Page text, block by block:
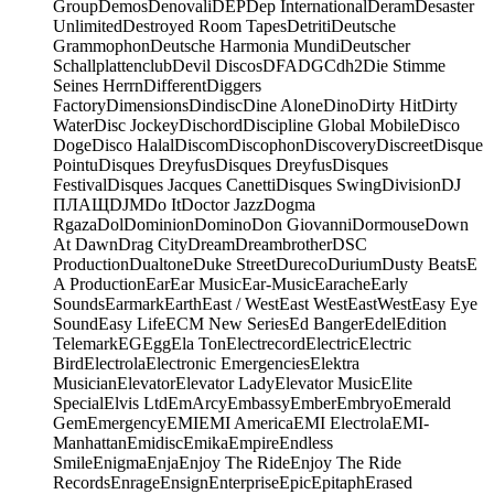
GroupDemosDenovaliDEPDep InternationalDeramDesaster
UnlimitedDestroyed Room TapesDetritiDeutsche
GrammophonDeutsche Harmonia MundiDeutscher
SchallplattenclubDevil DiscosDFADGCdh2Die Stimme
Seines HerrnDifferentDiggers
FactoryDimensionsDindiscDine AloneDinoDirty HitDirty
WaterDisc JockeyDischordDiscipline Global MobileDisco
DogeDisco HalalDiscomDiscophonDiscoveryDiscreetDisque
PointuDisques DreyfusDisques DreyfusDisques
FestivalDisques Jacques CanettiDisques SwingDivisionDJ
ПЛАЩDJMDo ItDoctor JazzDogma
RgazaDolDominionDominoDon GiovanniDormouseDown
At DawnDrag CityDreamDreambrotherDSC
ProductionDualtoneDuke StreetDurecoDuriumDusty BeatsE
A ProductionEarEar MusicEar-MusicEaracheEarly
SoundsEarmarkEarthEast / WestEast WestEastWestEasy Eye
SoundEasy LifeECM New SeriesEd BangerEdelEdition
TelemarkEGEggEla TonElectrecordElectricElectric
BirdElectrolaElectronic EmergenciesElektra
MusicianElevatorElevator LadyElevator MusicElite
SpecialElvis LtdEmArcyEmbassyEmberEmbryoEmerald
GemEmergencyEMIEMI AmericaEMI ElectrolaEMI-
ManhattanEmidiscEmikaEmpireEndless
SmileEnigmaEnjaEnjoy The RideEnjoy The Ride
RecordsEnrageEnsignEnterpriseEpicEpitaphErased